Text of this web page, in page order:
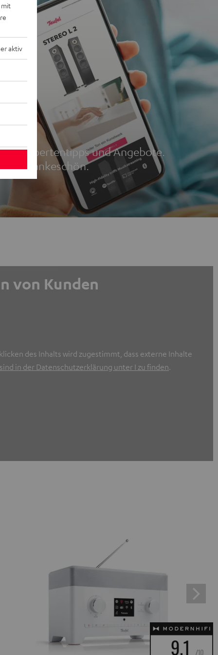
Expertentipps und Angebote.
als Dankeschön.
von Kunden
des Inhalts wird zugestimmt, dass externe Inhalte
in der Datenschutzerklärung unter I zu finden.
mit
aktiv